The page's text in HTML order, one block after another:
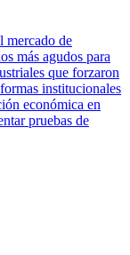
mercado de
más agudos para
que forzaron
institucionales
económica en
pruebas de